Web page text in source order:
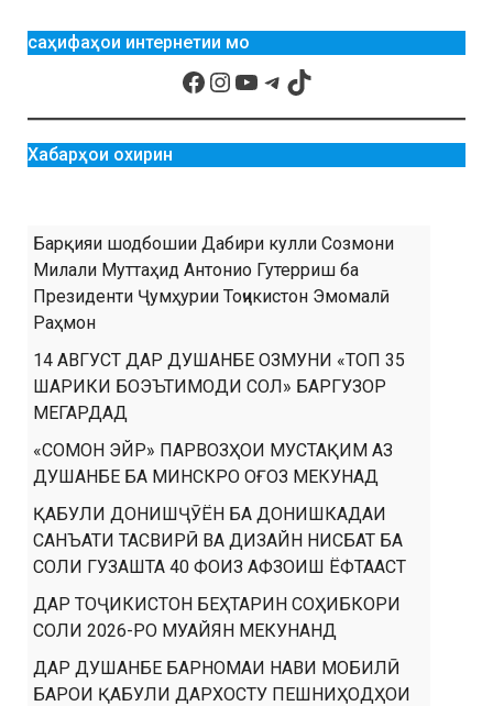
саҳифаҳои интернетии мо
Хабарҳои охирин
Барқияи шодбошии Дабири кулли Созмони
Милали Муттаҳид Антонио Гутерриш ба
Президенти Ҷумҳурии Тоҷикистон Эмомалӣ
Раҳмон
14 АВГУСТ ДАР ДУШАНБЕ ОЗМУНИ «ТОП 35
ШАРИКИ БОЭЪТИМОДИ СОЛ» БАРГУЗОР
МЕГАРДАД
«СОМОН ЭЙР» ПАРВОЗҲОИ МУСТАҚИМ АЗ
ДУШАНБЕ БА МИНСКРО ОҒОЗ МЕКУНАД
ҚАБУЛИ ДОНИШҶӮЁН БА ДОНИШКАДАИ
САНЪАТИ ТАСВИРӢ ВА ДИЗАЙН НИСБАТ БА
СОЛИ ГУЗАШТА 40 ФОИЗ АФЗОИШ ЁФТААСТ
ДАР ТОҶИКИСТОН БЕҲТАРИН СОҲИБКОРИ
СОЛИ 2026-РО МУАЙЯН МЕКУНАНД
ДАР ДУШАНБЕ БАРНОМАИ НАВИ МОБИЛӢ
БАРОИ ҚАБУЛИ ДАРХОСТУ ПЕШНИҲОДҲОИ